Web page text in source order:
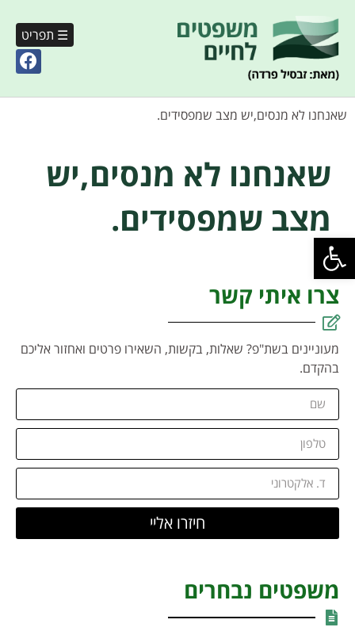
פתח סרגל נגישות
☰ תפריט
שאנחנו לא מנסים,יש מצב שמפסידים.
שאנחנו לא מנסים,יש
מצב שמפסידים.
צרו איתי קשר
מעוניינים בשת"פ? שאלות, בקשות, השאירו פרטים ואחזור אליכם
בהקדם.
חיזרו אליי
משפטים נבחרים